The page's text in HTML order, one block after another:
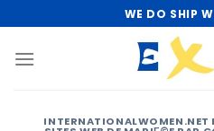
to
content
WE DO SHIP
INTERNATIONALWOMEN.NET